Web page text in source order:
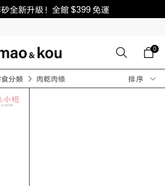
砂全新升級！全館 $399 免運
0
排序
分類 肉乾肉條